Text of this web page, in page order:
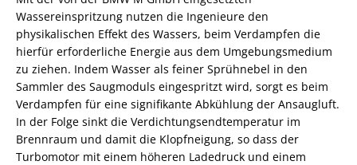
Wassereinspritzung nutzen die Ingenieure den
physikalischen Effekt des Wassers, beim Verdampfen die
hierfür erforderliche Energie aus dem Umgebungsmedium
zu ziehen. Indem Wasser als feiner Sprühnebel in den
Sammler des Saugmoduls eingespritzt wird, sorgt es beim
Verdampfen für eine signifikante Abkühlung der Ansaugluft.
In der Folge sinkt die Verdichtungsendtemperatur im
Brennraum und damit die Klopfneigung, so dass der
Turbomotor mit einem höheren Ladedruck und einem